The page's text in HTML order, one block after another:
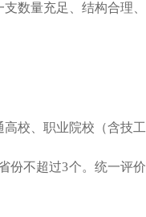
数量充足、结构合理、
校、职业院校（含技工
份不超过3个。统一评价